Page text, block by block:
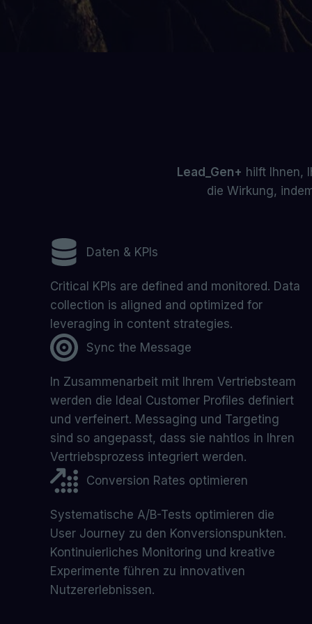
Lead_Gen+ hilft Ihnen,
die Wirkung,
Daten & KPIs
Critical KPIs are defined and monitored. Data
collection is aligned and optimized for
leveraging in content strategies.
Sync the Message
In Zusammenarbeit mit Ihrem Vertriebsteam
werden die Ideal Customer Profiles definiert
und verfeinert. Messaging und Targeting
sind so angepasst, dass sie nahtlos in Ihren
Vertriebsprozess integriert werden.
Conversion Rates optimieren
Systematische A/B-Tests optimieren die
User Journey zu den Konversionspunkten.
Kontinuierliches Monitoring und kreative
Experimente führen zu innovativen
Nutzererlebnissen.